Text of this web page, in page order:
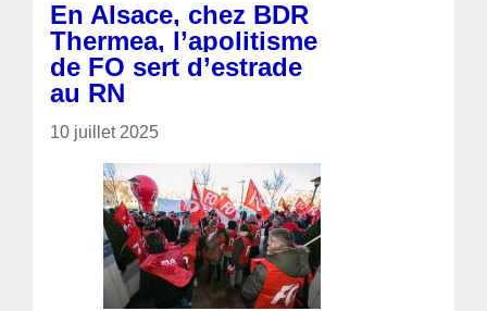
En Alsace, chez BDR
Thermea, l’apolitisme
de FO sert d’estrade
au RN
10 juillet 2025